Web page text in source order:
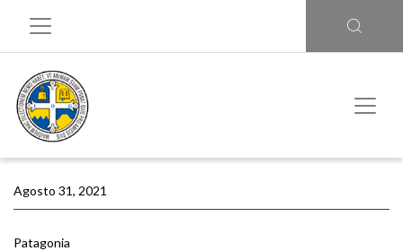
Agosto 31, 2021
Patagonia